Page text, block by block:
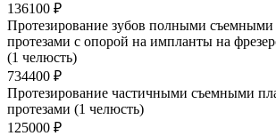
136100 ₽
Протезирование зубов полными
протезами с опорой на импланты на
(1 челюсть)
734400 ₽
Протезирование частичными съемными
протезами (1 челюсть)
125000 ₽